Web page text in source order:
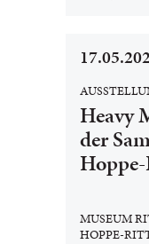
Heavy
der
MUSEUM
HOPPE-